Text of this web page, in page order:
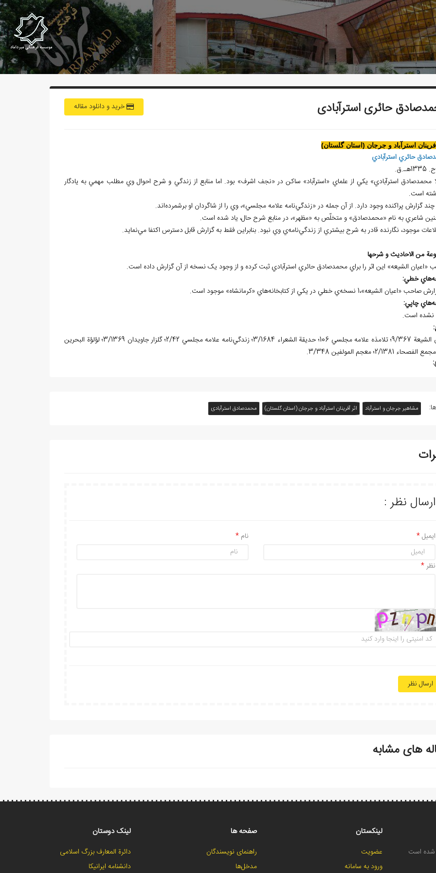
خرید و دانلود مقاله حائری استرآبادی
استرآباد و جرجان (استان گلستان)
حائري استرآبادي
محمدصادق استرآبادي» يکي از علماي «استرآباد» ساکن در «نجف اشرف» بود. اما منابع از زندگي و شرح احوال وي مطلب مهمي به يادگار
است.
چند گزارش پراکنده وجود دارد. از آن جمله در «زندگي‌نامه علامه مجلسي»، وي را از شاگردان او برشمرده‌اند.
شاعري به نام «محمدصادق» و متخلّص به «مظهر»، در منابع شرح حال، ياد شده است.
موجود، نگارنده قادر به شرح بيشتري از زندگي‌نامه‌ي وي نبود. بنابراين فقط به گزارش قابل دسترس اکتفا مي‌نمايد.
من الاحاديث و شرحها
«اعيان الشيعه» اين اثر را براي محمدصادق حائري استرآبادي ثبت کرده و از وجود يک نسخه‌ از آن گزارش داده است.
هاي خطي:
«اعيان الشيعه»،1 نسخه‌ي خطي در يکي از کتابخانه‌هاي «کرمانشاه» موجود است.
هاي چاپي:
است.
اعيان الشيعة 9/367؛ تلامذه علامه مجلسي 106؛ حديقة الشعراء 3/1684؛ زندگي‌نامه علامه مجلسي 2/42؛ گلزار جاويدان 3/1369؛ لؤلؤة البحرين
مشاهیر جرجان و استرآباد اثر آفرينان استرآباد و جرجان (استان گلستان) محمدصادق استرآبادی
ارسال نظر :
نام ایمیل
نظر
ارسال نظر
های مشابه
شده است
لینکستان
عضویت
ورود به سامانه
صفحه ها
راهنمای نویسندگان
مدخل‌ها
لینک دوستان
دائرة المعارف بزرگ اسلامی
دانشنامه ایرانیکا